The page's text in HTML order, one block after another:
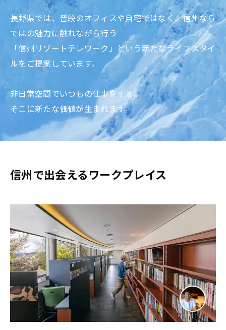
長野県では、普段のオフィスや自宅ではなく、信州なら
ではの魅力に触れながら行う
「信州リゾートテレワーク」という新たなライフスタイ
ルをご提案しています。
非日常空間でいつもの仕事をする。
そこに新たな価値が生まれます。
信州で出会えるワークプレイス